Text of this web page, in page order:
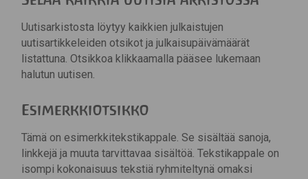
Uutisarkistosta löytyy kaikkien julkaistujen
uutisartikkeleiden otsikot ja julkaisupäivämäärät
listattuna. Otsikkoa klikkaamalla pääsee lukemaan
halutun uutisen.
Esimerkkiotsikko
Tämä on esimerkkitekstikappale. Se sisältää sanoja,
linkkejä ja muuta tarvittavaa sisältöä. Tekstikappale on
isompi kokonaisuus tekstiä ryhmiteltynä omaksi